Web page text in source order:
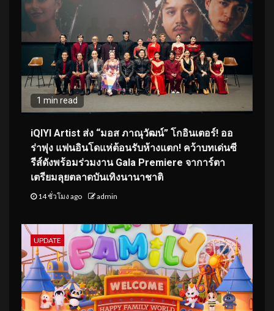
1 min read
iQIYI Artist ส่ง “มอส ภาณุวัฒน์” โกอินเตอร์! ออ
ร่าพุ่ง แฟนอินโดแห่ต้อนรับห้างแตก! คว้าบทเด่นซี
รีส์ดังพร้อมร่วมงาน Gala Premiere จาการ์ตา
เตรียมลุยตลาดบันเทิงนานาชาติ
14 ชั่วโมง ago admin
UPDATE